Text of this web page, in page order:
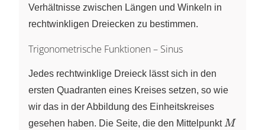
Verhältnisse zwischen Längen und Winkeln in
rechtwinkligen Dreiecken zu bestimmen.
Trigonometrische Funktionen – Sinus
Jedes rechtwinklige Dreieck lässt sich in den
ersten Quadranten eines Kreises setzen, so wie
wir das in der Abbildung des Einheitskreises
gesehen haben. Die Seite, die den Mittelpunkt M
M